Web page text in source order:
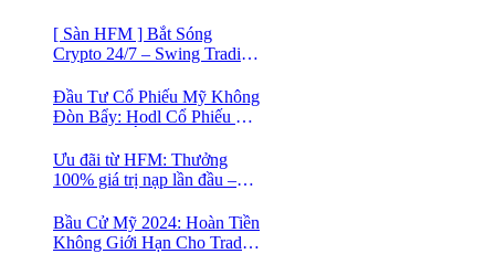
[ Sàn HFM ] Bắt Sóng
Crypto 24/7 – Swing Trading
1:1000
Đầu Tư Cổ Phiếu Mỹ Không
Đòn Bẩy: Hodl Cổ Phiếu Mỹ
Nhuận Đều Đều | cổ phiếu
CFD
Ưu đãi từ HFM: Thưởng
100% giá trị nạp lần đầu –
Thị Trường Ngay!
Bầu Cử Mỹ 2024: Hoàn Tiền
Không Giới Hạn Cho Trader